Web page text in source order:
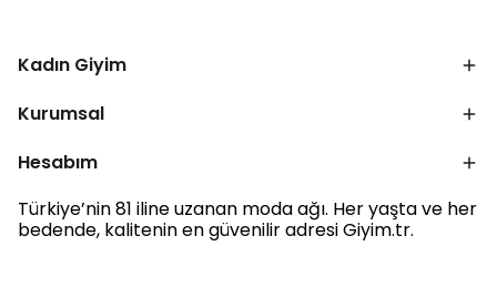
Kadın Giyim
Kurumsal
Hesabım
Türkiye’nin 81 iline uzanan moda ağı. Her yaşta ve her
bedende, kalitenin en güvenilir adresi Giyim.tr.